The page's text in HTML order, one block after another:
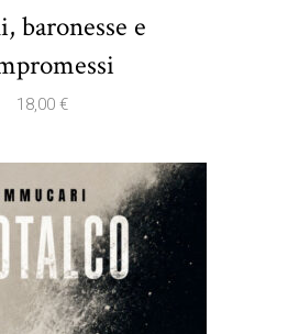
baronesse e
18,00 €